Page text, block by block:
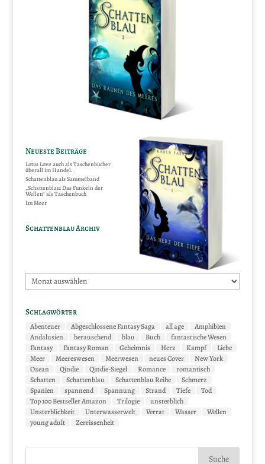
Neueste Beiträge
Lotus Love auch als Taschenbücher
überall im Handel.
Schattenblau als Sammelband
„Schattenblau: Das Funkeln der
Wellen“ als Taschenbuch
Im Meer
Schattenblau Archiv
Schattenblau
Archiv
Schlagwörter
Abenteuer Abgeschlossene Fantasy Saga all age
Amphibien
Andalusien
berauschend blau Buch
fantastische Wesen
Fantasy
Fantasy Roman Geheimnis Herz Kampf
Liebe
Meer
Meereswesen Meerwesen neues Cover
New York
Ozean
Qindie Qindie-Siegel Romance
romantisch
Schatten
Schattenblau Schattenblau Reihe
Schmerz
Spanien
spannend Spannung Strand Tiefe
Tod
Top 100 Bestseller Amazon
Trilogie
unsterblich
Unsterblichkeit
Unterwasserwelt Verrat Wasser
Wellen
young adult
Zerrissenheit